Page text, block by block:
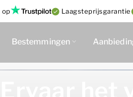
op Laagsteprijsgarantie
Bestemmingen